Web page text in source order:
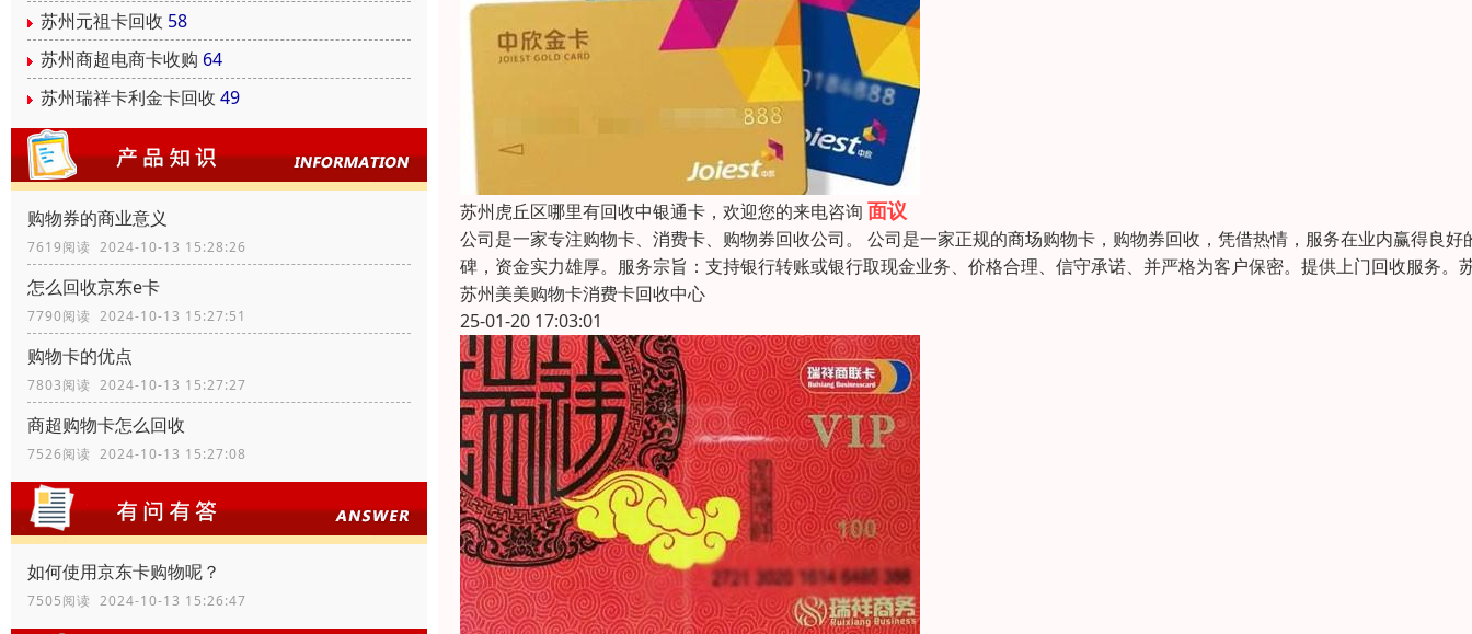
苏州元祖卡回收 58
苏州商超电商卡收购 64
苏州瑞祥卡利金卡回收 49
购物券的商业意义
7619阅读 2024-10-13 15:28:26
怎么回收京东e卡
7790阅读 2024-10-13 15:27:51
购物卡的优点
7803阅读 2024-10-13 15:27:27
商超购物卡怎么回收
7526阅读 2024-10-13 15:27:08
如何使用京东卡购物呢？
7505阅读 2024-10-13 15:26:47
苏州虎丘区哪里有回收中银通卡，欢迎您的来电咨询 面议
公司是一家专注购物卡、消费卡、购物券回收公司。 公司是一家正规的商场购物卡，购物券回收，凭借热情，服务在业内赢得良好
碑，资金实力雄厚。服务宗旨：支持银行转账或银行取现金业务、价格合理、信守承诺、并严格为客户保密。提供上门回收服务。
苏州美美购物卡消费卡回收中心
25-01-20 17:03:01